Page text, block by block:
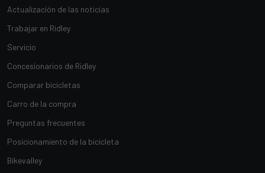
Actualización de las noticias
Trabajar en Ridley
Servicio
Concesionarios de Ridley
Comparar bicicletas
Carro de la compra
Preguntas frecuentes
Posicionamiento de la bicicleta
Bikevalley